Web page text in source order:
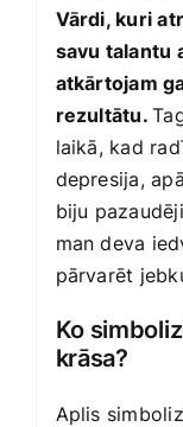
Vārdi, kuri
savu talantu
atkārtojam
rezultātu.
laikā, kad
depresija,
biju
man deva
pārvarēt
Ko
krāsa?
Aplis